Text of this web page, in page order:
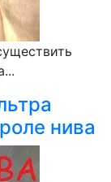
нива